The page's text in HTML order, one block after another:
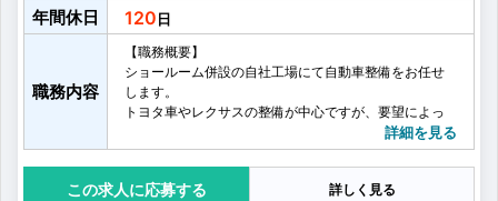
年間休日 120
職務内容
【職務概要】
ショールーム併設の自社工場にて自動車整備をお任せ
します。
トヨタ車やレクサスの整備が中心ですが、要望によっ
ては他メーカーも取り扱っていただきます。
【具体的な業務内容】
・定期点検作業
・車検整備作業
詳細を見る
応募する 詳しく見る